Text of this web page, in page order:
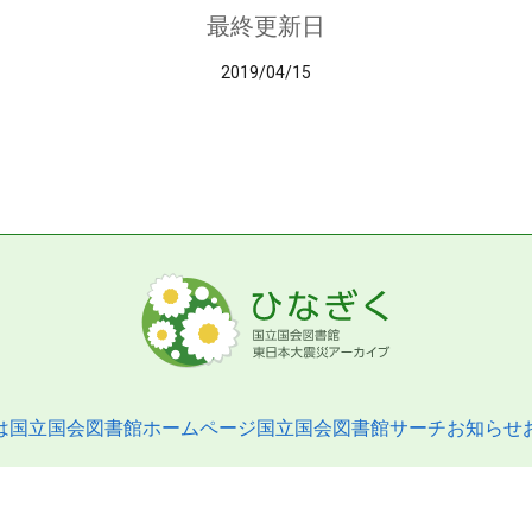
最終更新日
2019/04/15
国立国会図書館ホームページ国立国会図書館サーチお知らせ